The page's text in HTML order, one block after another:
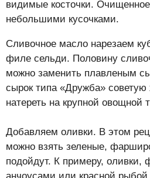
видимые косточки.
небольшими кусочками.
Сливочное масло нарезаем
филе сельди. Половину
можно заменить плавленым
сырок типа «Дружба»
натереть на крупной овощной
Добавляем оливки. В этом
можно взять зеленые,
подойдут. К примеру, оливки,
анчоусами или красной